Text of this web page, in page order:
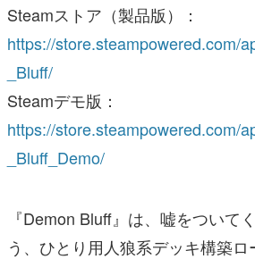
Steamストア（製品版）：
https://store.steampowered.com/
_Bluff/
Steamデモ版：
https://store.steampowered.com/
_Bluff_Demo/
『Demon Bluff』は、嘘をついて
う、ひとり用人狼系デッキ構築